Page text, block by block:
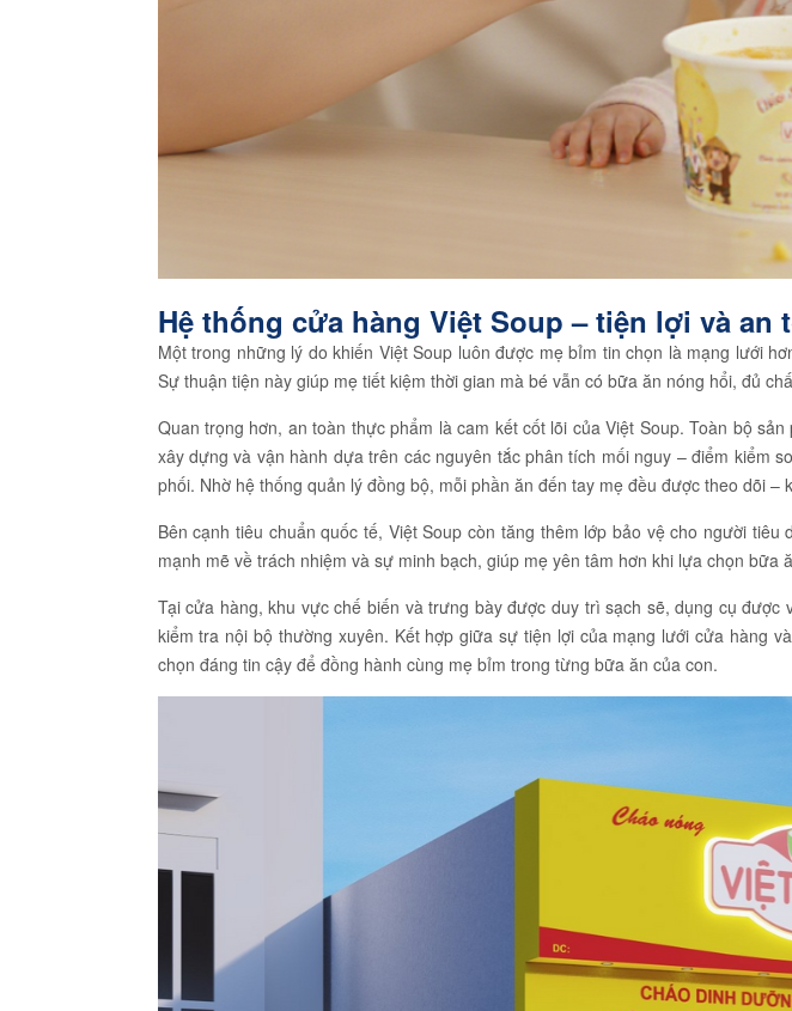
Hệ thống cửa hàng Việt Soup – tiện lợi và an
Một trong những lý do khiến Việt Soup luôn được mẹ bỉm tin chọn là mạng lưới
Sự thuận tiện này giúp mẹ tiết kiệm thời gian mà bé vẫn có bữa ăn nóng hổi, đủ
Quan trọng hơn, an toàn thực phẩm là cam kết cốt lõi của Việt Soup. Toàn bộ
xây dựng và vận hành dựa trên các nguyên tắc phân tích mối nguy – điểm kiểm
phối. Nhờ hệ thống quản lý đồng bộ, mỗi phần ăn đến tay mẹ đều được theo dõi
Bên cạnh tiêu chuẩn quốc tế, Việt Soup còn tăng thêm lớp bảo vệ cho người
mạnh mẽ về trách nhiệm và sự minh bạch, giúp mẹ yên tâm hơn khi lựa chọn bữa
Tại cửa hàng, khu vực chế biến và trưng bày được duy trì sạch sẽ, dụng cụ
kiểm tra nội bộ thường xuyên. Kết hợp giữa sự tiện lợi của mạng lưới cửa hàng
chọn đáng tin cậy để đồng hành cùng mẹ bỉm trong từng bữa ăn của con.